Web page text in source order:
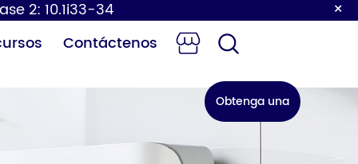
2: 10.1i33-34 ×
Contáctenos
Obtenga una
cotización